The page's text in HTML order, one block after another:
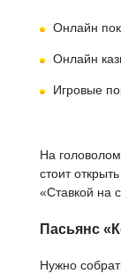
Онлайн
Онлайн
Игровые
На
стоит
«Ставкой на
Пасьянс
Нужно